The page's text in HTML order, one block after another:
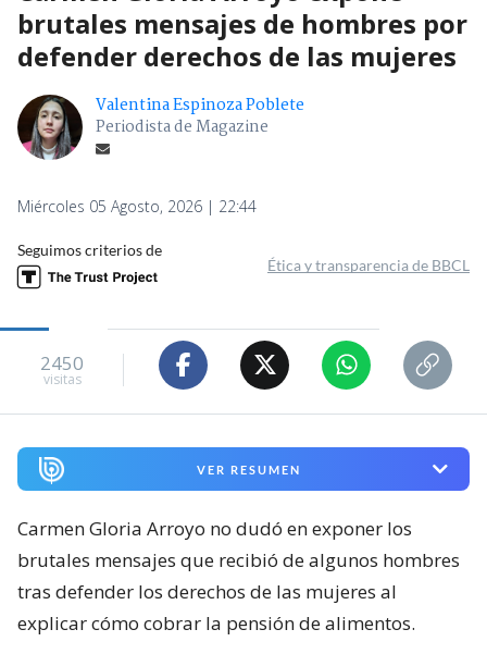
brutales mensajes de hombres por
defender derechos de las mujeres
Valentina Espinoza Poblete
Periodista de Magazine
Miércoles 05 Agosto, 2026 | 22:44
Seguimos criterios de
Ética y transparencia de BBCL
2450
visitas
VER RESUMEN
Carmen Gloria Arroyo no dudó en exponer los
brutales mensajes que recibió de algunos hombres
tras defender los derechos de las mujeres al
explicar cómo cobrar la pensión de alimentos.